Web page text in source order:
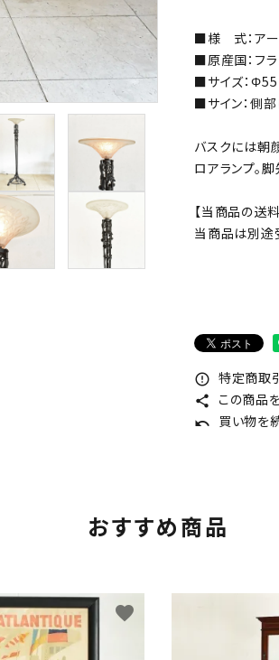
■様 式：アー
■原産国：フラ
■サイズ：
■サイン：側
バスクには朝
ロアランプ。
【当商品の送
当商品は別途
error_outline 特定商取
share この商品
undo 買い物を
おすすめ商品
favorite